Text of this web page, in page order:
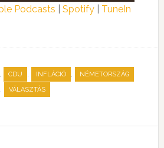
Podcasts Spotify| TuneIn
, CDU , INFLÁCIÓ , NÉMETORSZÁG
, VÁLASZTÁS